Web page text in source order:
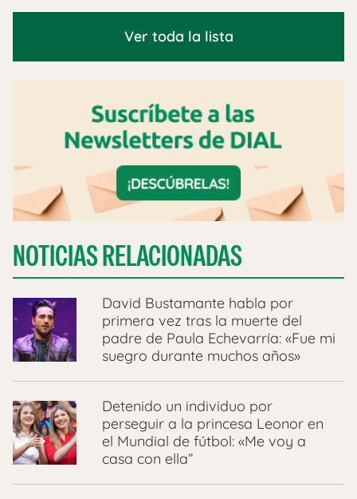
Ver toda la lista
NOTICIAS RELACIONADAS
David Bustamante habla por
primera vez tras la muerte del
padre de Paula Echevarría: «Fue mi
suegro durante muchos años»
Detenido un individuo por
perseguir a la princesa Leonor en
el Mundial de fútbol: «Me voy a
casa con ella”